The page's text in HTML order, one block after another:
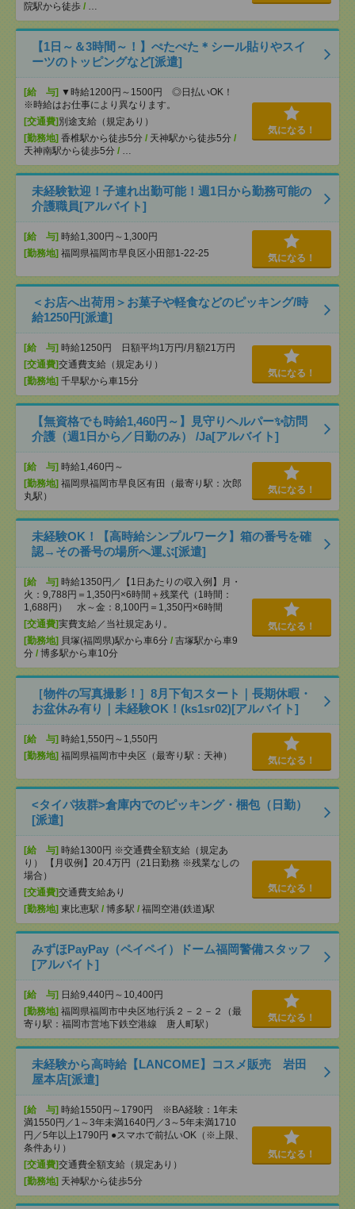
院駅から徒歩 / …
【1日～＆3時間～！】ぺたぺた＊シール貼りやスイ
ーツのトッピングなど[派遣]
[給 与] ▼時給1200円～1500円 ◎日払いOK！
※時給はお仕事により異なります。
[交通費] 別途支給（規定あり）
[勤務地] 香椎駅から徒歩5分 / 天神駅から徒歩5分 /
天神南駅から徒歩5分 / …
気になる！
未経験歓迎！子連れ出勤可能！週1日から勤務可能の
介護職員[アルバイト]
[給 与] 時給1,300円～1,300円
[勤務地] 福岡県福岡市早良区小田部1-22-25 気になる！
＜お店へ出荷用＞お菓子や軽食などのピッキング/時
給1250円[派遣]
[給 与] 時給1250円 日額平均1万円/月額21万円
[交通費]交通費支給（規定あり）
[勤務地] 千早駅から車15分
気になる！
【無資格でも時給1,460円～】見守りヘルパー✨訪問
介護（週1日から／日勤のみ） /Ja[アルバイト]
[給 与] 時給1,460円～
[勤務地] 福岡県福岡市早良区有田（最寄り駅：次郎
丸駅）
気になる！
未経験OK！【高時給シンプルワーク】箱の番号を確
認→その番号の場所へ運ぶ[派遣]
[給 与] 時給1350円／【1日あたりの収入例】月・
火：9,788円＝1,350円×6時間＋残業代（1時間：
1,688円） 水～金：8,100円＝1,350円×6時間
[交通費]実費支給／当社規定あり。
[勤務地] 貝塚(福岡県)駅から車6分 / 吉塚駅から車9
分 / 博多駅から車10分
気になる！
［物件の写真撮影！］8月下旬スタート｜長期休暇・
お盆休み有り｜未経験OK！(ks1sr02)[アルバイト]
[給 与] 時給1,550円～1,550円
[勤務地] 福岡県福岡市中央区（最寄り駅：天神） 気になる！
<タイパ抜群>倉庫内でのピッキング・梱包（日勤）
[派遣]
[給 与] 時給1300円 ※交通費全額支給（規定あ
り） 【月収例】20.4万円（21日勤務 ※残業なしの
場合）
[交通費]交通費支給あり
[勤務地] 東比恵駅 / 博多駅 / 福岡空港(鉄道)駅
気になる！
みずほPayPay（ペイペイ）ドーム福岡警備スタッフ
[アルバイト]
[給 与] 日給9,440円～10,400円
[勤務地] 福岡県福岡市中央区地行浜２－２－２（最
寄り駅：福岡市営地下鉄空港線 唐人町駅）
気になる！
未経験から高時給【LANCOME】コスメ販売 岩田
屋本店[派遣]
[給 与] 時給1550円～1790円 ※BA経験：1年未
満1550円／1～3年未満1640円／3～5年未満1710
円／5年以上1790円 ●スマホで前払いOK（※上限、
条件あり）
[交通費]交通費全額支給（規定あり）
[勤務地] 天神駅から徒歩5分
気になる！